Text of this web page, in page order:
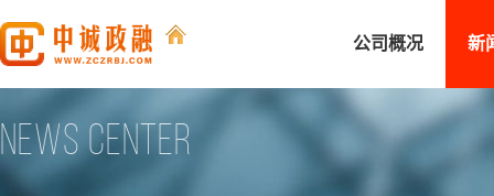
公司概况 新
NEWS CENTER